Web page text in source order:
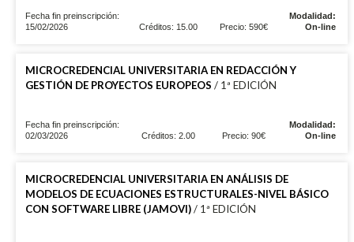
Fecha fin preinscripción:
15/02/2026
Créditos: 15.00 Precio: 590€
Modalidad:
On-line
MICROCREDENCIAL UNIVERSITARIA EN REDACCIÓN Y
GESTIÓN DE PROYECTOS EUROPEOS / 1ª EDICIÓN
Fecha fin preinscripción:
02/03/2026
Créditos: 2.00 Precio: 90€
Modalidad:
On-line
MICROCREDENCIAL UNIVERSITARIA EN ANÁLISIS DE
MODELOS DE ECUACIONES ESTRUCTURALES-NIVEL BÁSICO
CON SOFTWARE LIBRE (JAMOVI)/ 1ª EDICIÓN